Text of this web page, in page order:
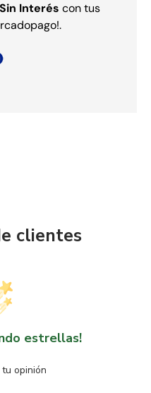
Interés con tus
clientes
estrellas!
opinión